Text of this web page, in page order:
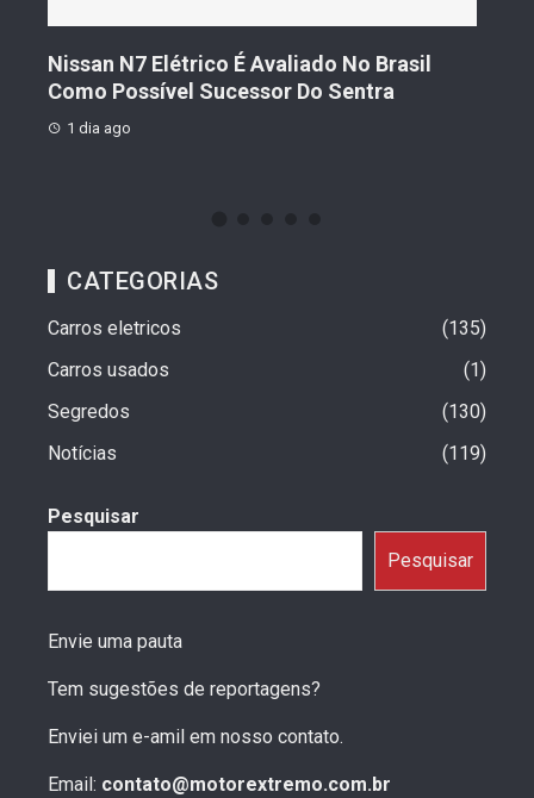
Nissan N7 Elétrico É Avaliado No Brasil
Como Possível Sucessor Do Sentra
1 dia ago
CATEGORIAS
Carros eletricos
135
Carros usados
1
Segredos
130
Notícias
119
Pesquisar
Pesquisar
Envie uma pauta
Tem sugestões de reportagens?
Enviei um e-amil em nosso contato.
Email: contato@motorextremo.com.br